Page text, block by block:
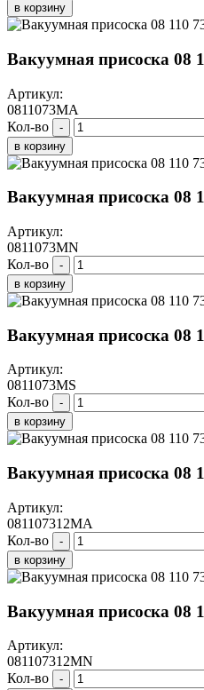
в корзину
Вакуумная присоска 08
Артикул:
0811073MA
Кол-во
-
в корзину
Вакуумная присоска 08
Артикул:
0811073MN
Кол-во
-
в корзину
Вакуумная присоска 08
Артикул:
0811073MS
Кол-во
-
в корзину
Вакуумная присоска 08
Артикул:
081107312MA
Кол-во
-
в корзину
Вакуумная присоска 08
Артикул:
081107312MN
Кол-во
-